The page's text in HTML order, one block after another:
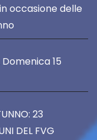
occasione delle
Domenica 15
23
DEL FVG